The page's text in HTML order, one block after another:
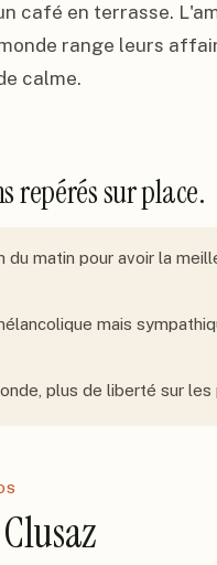
café en terrasse.
range leurs
calme.
repérés sur place.
du matin pour avoir la
mais
plus de liberté sur les
S